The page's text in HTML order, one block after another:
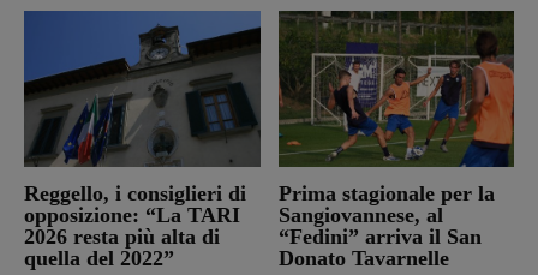
Reggello, i consiglieri di
opposizione: “La TARI
2026 resta più alta di
quella del 2022”
Prima stagionale per la
Sangiovannese, al
“Fedini” arriva il San
Donato Tavarnelle